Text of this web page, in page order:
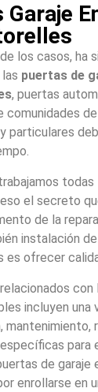
Garaje
los casos, ha
puertas de
, puertas
comunidades
particulares
todas
el secreto
de la
instalación
es ofrecer
con
incluyen una
mantenimiento,
para
de garaje
enrollarse en